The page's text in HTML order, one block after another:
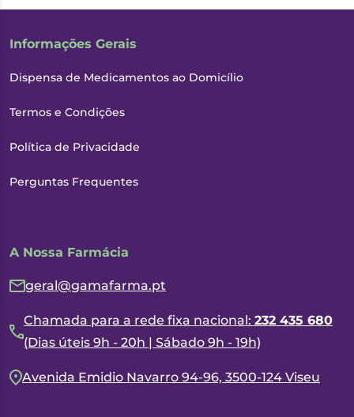
Informações Gerais
Dispensa de Medicamentos ao Domicílio
Termos e Condições
Política de Privacidade
Perguntas Frequentes
A Nossa Farmácia
geral@gamafarma.pt
Chamada para a rede fixa nacional: 232 435 680
(Dias úteis 9h - 20h | Sábado 9h - 19h)
Avenida Emidio Navarro 94-96, 3500-124 Viseu